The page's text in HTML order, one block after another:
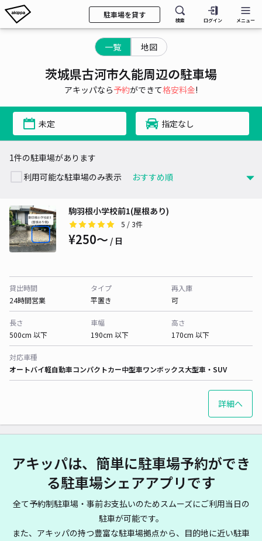
駐車場を貸す
検索 ログイン メニュー
一覧 地図
茨城県古河市久能周辺の駐車場
アキッパなら予約ができて格安料金!
未定 指定なし
1件の駐車場があります
利用可能な駐車場のみ表示
駒羽根小学校前1(屋根あり)
5 / 3件
¥250〜 / 日
貸出時間
24時間営業
タイプ
平置き
再入庫
可
長さ
500cm 以下
車幅
190cm 以下
高さ
170cm 以下
対応車種
オートバイ軽自動車コンパクトカー中型車ワンボックス大型車・SUV
詳細へ
アキッパは、簡単に駐車場予約ができ
る駐車場シェアアプリです
全て予約制駐車場・事前お支払いのためスムーズにご利用当日の
駐車が可能です。
また、アキッパの持つ豊富な駐車場拠点から、目的地に近い駐車